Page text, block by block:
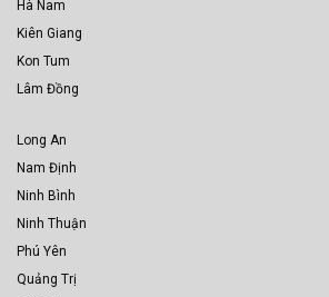
Hà Nam
Kiên Giang
Kon Tum
Lâm Đồng
Long An
Nam Định
Ninh Bình
Ninh Thuận
Phú Yên
Quảng Trị